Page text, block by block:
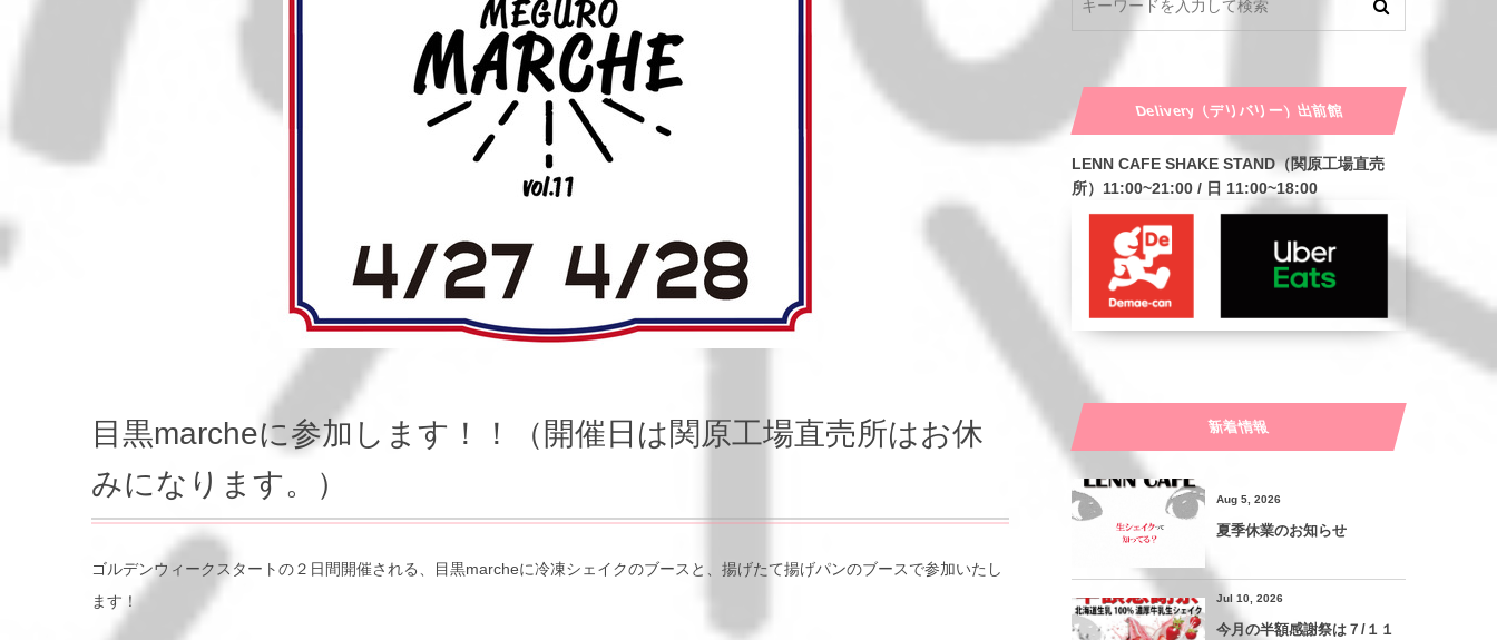
目黒marcheに参加します！！（開催日は関原工場直売所はお休
みになります。）
ゴルデンウィークスタートの２日間開催される、目黒marcheに冷凍シェイクのブースと、揚げたて揚げパンのブースで参加いたし
ます！
Delivery（デリバリー）出前館
LENN CAFE SHAKE STAND（関原工場直売
所）11:00~21:00 / 日 11:00~18:00
新着情報
Aug 5, 2026
夏季休業のお知らせ
Jul 10, 2026
今月の半額感謝祭は７/１１